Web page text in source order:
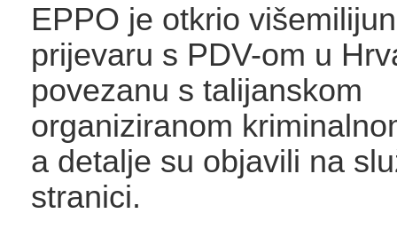
EPPO je otkrio
prijevaru s PDV-om u
povezanu s talijanskom
organiziranom
a detalje su objavili na
stranici.